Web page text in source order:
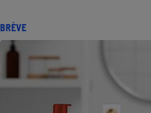
BRÈVE